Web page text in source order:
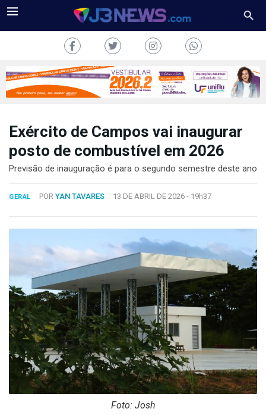
TV
FALE
CONOSCO
Desenvolvido
por
Hesea
Tecnologia
Sistemas
Exército de Campos vai inaugurar
posto de combustível em 2026
Previsão de inauguração é para o segundo semestre deste ano
GERAL POR YAN TAVARES 13 DE ABRIL DE 2026 - 19h37
Foto: Josh